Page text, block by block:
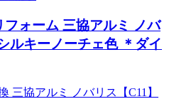
ォーム 三協アルミ ノバ
ルキーノーチェ色 ＊ダイ